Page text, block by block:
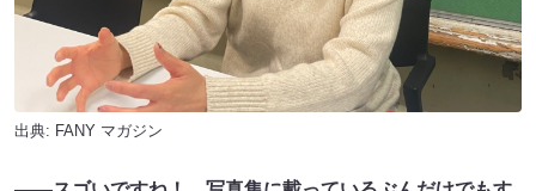
出典: FANY マガジン